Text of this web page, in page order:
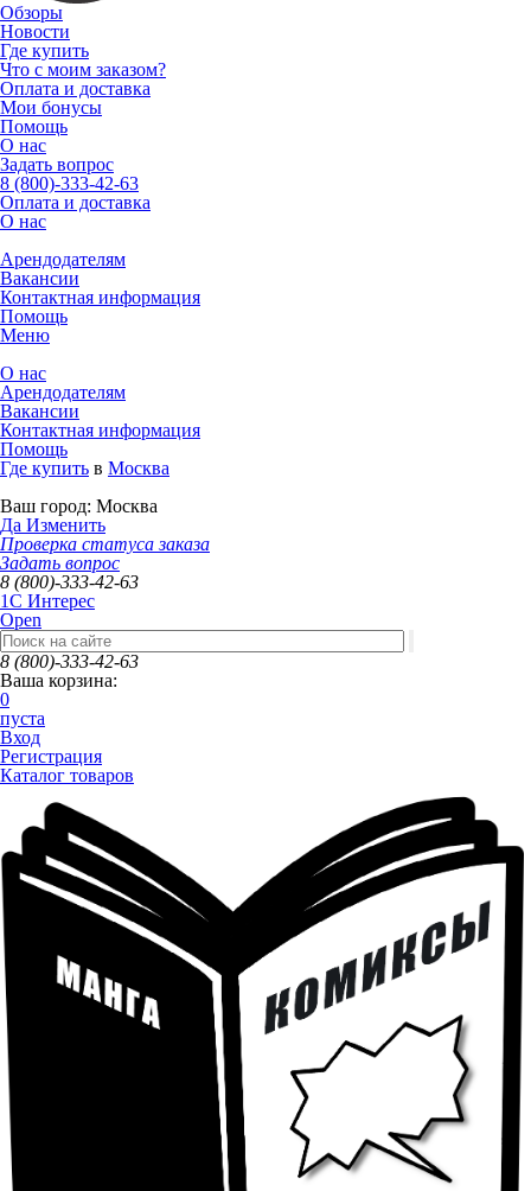
Обзоры
Новости
Где купить
Что с моим заказом?
Оплата и доставка
Мои бонусы
Помощь
О нас
Задать вопрос
8 (800)-333-42-63
Оплата и доставка
О нас
Арендодателям
Вакансии
Контактная информация
Помощь
Меню
О нас
Арендодателям
Вакансии
Контактная информация
Помощь
Где купить в Москва
Ваш город: Москва
Да Изменить
Проверка статуса заказа
Задать вопрос
8 (800)-333-42-63
1C Интерес
Open
8 (800)-333-42-63
Ваша корзина:
0
пуста
Вход
Регистрация
Каталог товаров